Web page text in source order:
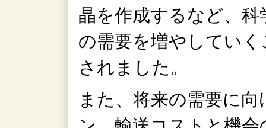
晶を作成するなど、
の需要を増やしてい
されました。
また、将来の需要に